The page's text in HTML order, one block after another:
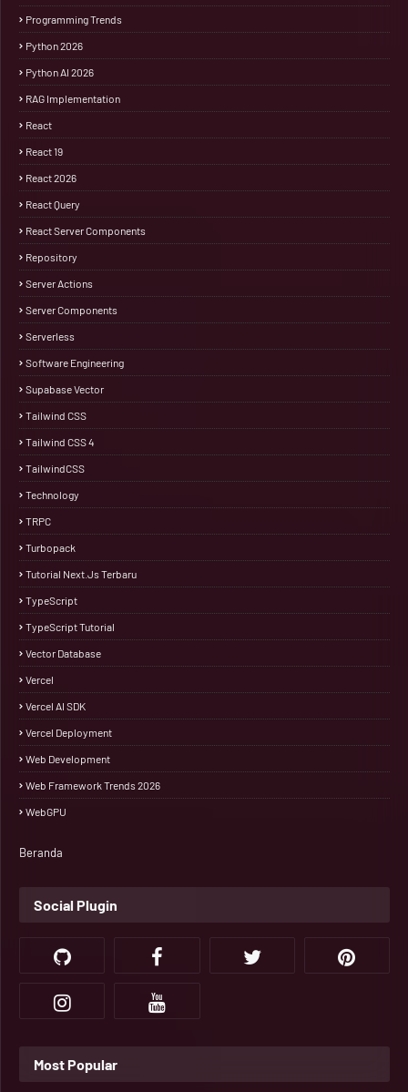
Programming Trends
Python 2026
Python AI 2026
RAG Implementation
React
React 19
React 2026
React Query
React Server Components
Repository
Server Actions
Server Components
Serverless
Software Engineering
Supabase Vector
Tailwind CSS
Tailwind CSS 4
TailwindCSS
Technology
TRPC
Turbopack
Tutorial Next.js Terbaru
TypeScript
TypeScript Tutorial
Vector Database
Vercel
Vercel AI SDK
Vercel Deployment
Web Development
Web Framework Trends 2026
WebGPU
Beranda
Social Plugin
Most Popular